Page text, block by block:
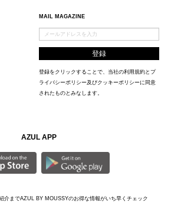
MAIL MAGAZINE
登録をクリックすることで、当社の利用規約とプ
ライバシーポリシー及びクッキーポリシーに同意
されたものとみなします。
AZUL APP
介までAZUL BY MOUSSYのお得な情報がいち早くチェック